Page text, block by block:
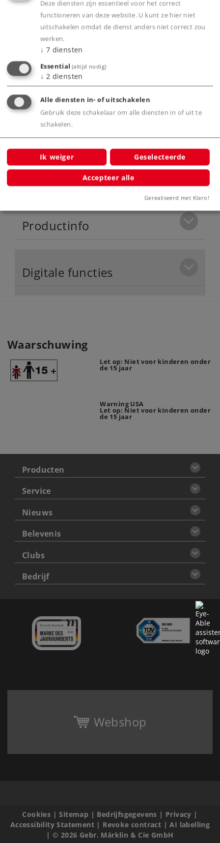
Geislinger Steige'.
Stoomlocomotief, door de Machinenfabrik
Esslingen voor de Geislinger Steige gebouwd.
Gedetailleerd model, grotendeels vervaardigd
van metaal.
Met speelwereld mfx+ decoder en uitgebreide
licht- en geluidsfuncties.
Voorbereid voor de inbouw van rookset 7226.
Met buffercondensator voor het overbruggen
van korte stroomloze stukken.
Productinfo
Digitale functies
Waarschuwing
Let op: Niet voor kinderen onder
de 15 jaar
Warning USA
Let op: Niet voor kinderen onder
de 15 jaar
Producten
Service
Nieuws
Belevenis
Clubs
Bedrijf
Webshop
Cookies |Sitemap | Bedrijfsgegevens | Privacy |
Accessibility Statement| Revoke contract |AI labelling
|© 2026 Gebr. Märklin & Cie GmbH
Deze diensten zijn essentieel voor het correct
functioneren van deze website. U kunt ze hier niet
uitschakelen omdat de dienst anders niet correct zou
werken.
↓ 7 diensten
Essential (altijd nodig)
↓ 2 diensten
Alle diensten in- of uitschakelen
Gebruik deze schakelaar om alle diensten in of uit te
schakelen.
Ik weiger Geselecteerde
Accepteer alle
Gerealiseerd met Klaro!